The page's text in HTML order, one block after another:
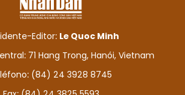
Editor: Le Quoc Minh
71 Hang Trong, Hanói, Vietnam
(84) 24 3928 8745